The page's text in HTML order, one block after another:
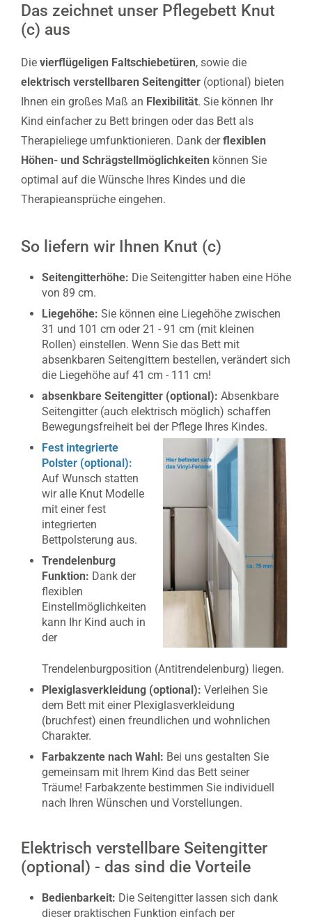
Das zeichnet unser Pflegebett Knut
(c) aus
Die vierflügeligen Faltschiebetüren, sowie die
elektrisch verstellbaren Seitengitter (optional) bieten
Ihnen ein großes Maß an Flexibilität. Sie können Ihr
Kind einfacher zu Bett bringen oder das Bett als
Therapieliege umfunktionieren. Dank derflexiblen
Höhen- und Schrägstellmöglichkeiten können Sie
optimal auf die Wünsche Ihres Kindes und die
Therapieansprüche eingehen.
So liefern wir Ihnen Knut (c)
Seitengitterhöhe: Die Seitengitter haben eine Höhe
von 89 cm.
Liegehöhe: Sie können eine Liegehöhe zwischen
31 und 101 cm oder 21 - 91 cm (mit kleinen
Rollen) einstellen. Wenn Sie das Bett mit
absenkbaren Seitengittern bestellen, verändert sich
die Liegehöhe auf 41 cm - 111 cm!
absenkbare Seitengitter (optional): Absenkbare
Seitengitter (auch elektrisch möglich) schaffen
Bewegungsfreiheit bei der Pflege Ihres Kindes.
Fest integrierte
Polster (optional):
Auf Wunsch statten
wir alle Knut Modelle
mit einer fest
integrierten
Bettpolsterung aus.
Trendelenburg
Funktion: Dank der
flexiblen
Einstellmöglichkeiten
kann Ihr Kind auch in
der
Trendelenburgposition (Antitrendelenburg) liegen.
Plexiglasverkleidung (optional): Verleihen Sie
dem Bett mit einer Plexiglasverkleidung
(bruchfest) einen freundlichen und wohnlichen
Charakter.
Farbakzente nach Wahl: Bei uns gestalten Sie
gemeinsam mit Ihrem Kind das Bett seiner
Träume! Farbakzente bestimmen Sie individuell
nach Ihren Wünschen und Vorstellungen.
Elektrisch verstellbare Seitengitter
(optional) - das sind die Vorteile
Bedienbarkeit: Die Seitengitter lassen sich dank
dieser praktischen Funktion einfach per